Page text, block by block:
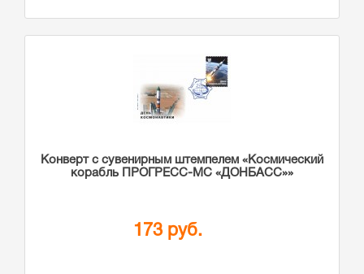
Конверт с сувенирным штемпелем «Космический
корабль ПРОГРЕСС-МС «ДОНБАСС»»
173 руб.